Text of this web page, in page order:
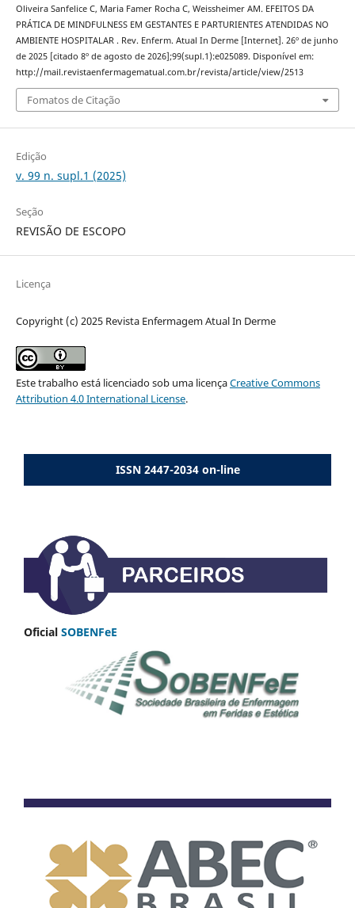
Oliveira Sanfelice C, Maria Famer Rocha C, Weissheimer AM. EFEITOS DA
PRÁTICA DE MINDFULNESS EM GESTANTES E PARTURIENTES ATENDIDAS NO
AMBIENTE HOSPITALAR . Rev. Enferm. Atual In Derme [Internet]. 26º de junho
de 2025 [citado 8º de agosto de 2026];99(supl.1):e025089. Disponível em:
http://mail.revistaenfermagematual.com.br/revista/article/view/2513
Fomatos de Citação
Edição
v. 99 n. supl.1 (2025)
Seção
REVISÃO DE ESCOPO
Licença
Copyright (c) 2025 Revista Enfermagem Atual In Derme
Este trabalho está licenciado sob uma licençaCreative Commons
Attribution 4.0 International License.
ISSN 2447-2034 on-line
Oficial SOBENFeE